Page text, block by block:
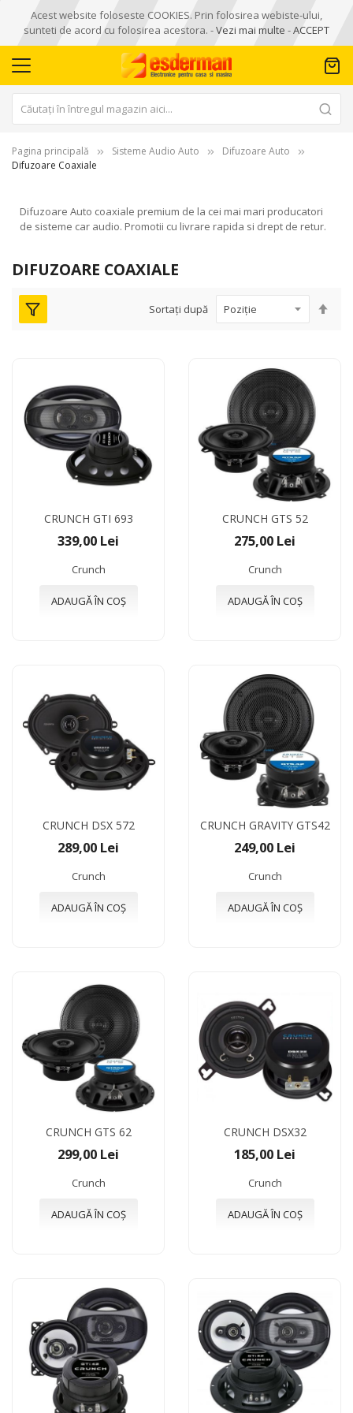
Acest website foloseste COOKIES. Prin folosirea webiste-ului,
sunteti de acord cu folosirea acestora. -Vezi mai multe -ACCEPT
Pagina principală Sisteme Audio Auto
Difuzoare Auto
Difuzoare Coaxiale
Difuzoare Auto coaxiale premium de la cei mai mari producatori
de sisteme car audio. Promotii cu livrare rapida si drept de retur.
DIFUZOARE COAXIALE
Sortați după
CRUNCH GTI 693
339,00 Lei
Crunch
ADAUGĂ ÎN COȘ
CRUNCH GTS 52
275,00 Lei
Crunch
ADAUGĂ ÎN COȘ
CRUNCH DSX 572
289,00 Lei
Crunch
ADAUGĂ ÎN COȘ
CRUNCH GRAVITY GTS42
249,00 Lei
Crunch
ADAUGĂ ÎN COȘ
CRUNCH GTS 62
299,00 Lei
Crunch
ADAUGĂ ÎN COȘ
CRUNCH DSX32
185,00 Lei
Crunch
ADAUGĂ ÎN COȘ